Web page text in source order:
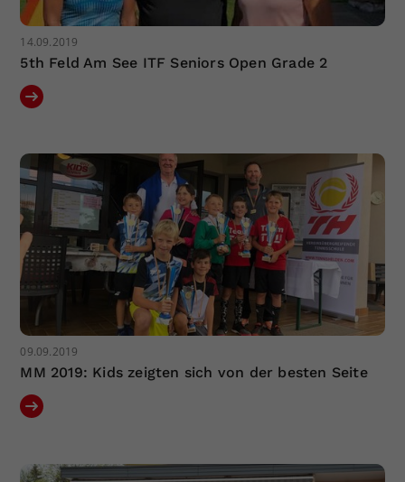
14.09.2019
5th Feld Am See ITF Seniors Open Grade 2
09.09.2019
MM 2019: Kids zeigten sich von der besten Seite